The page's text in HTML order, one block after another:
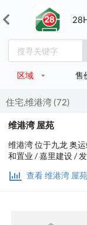
区域 售
住宅,维港湾 (72)
维港湾 屋苑
维港湾 位于九龙 奥
和置业 / 嘉里建设 /
尺，屋苑内设有会所
查看 维港湾 屋